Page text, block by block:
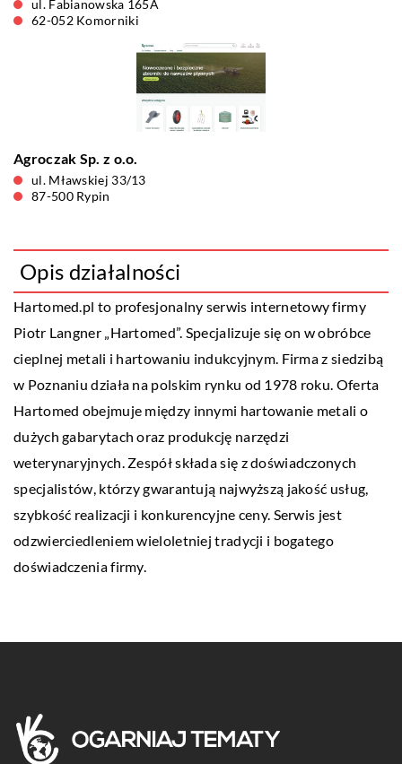
ul. Fabianowska 165A
62-052 Komorniki
Agroczak Sp. z o.o.
ul. Mławskiej 33/13
87-500 Rypin
Opis działalności
Hartomed.pl to profesjonalny serwis internetowy firmy
Piotr Langner „Hartomed”. Specjalizuje się on w obróbce
cieplnej metali i hartowaniu indukcyjnym. Firma z siedzibą
w Poznaniu działa na polskim rynku od 1978 roku. Oferta
Hartomed obejmuje między innymi hartowanie metali o
dużych gabarytach oraz produkcję narzędzi
weterynaryjnych. Zespół składa się z doświadczonych
specjalistów, którzy gwarantują najwyższą jakość usług,
szybkość realizacji i konkurencyjne ceny. Serwis jest
odzwierciedleniem wieloletniej tradycji i bogatego
doświadczenia firmy.